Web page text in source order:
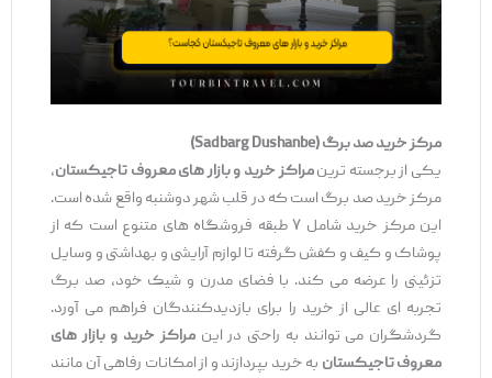
مرکز خرید صد برگ(Sadbarg Dushanbe)
یکی از برجسته ‌ترینمراکز خرید و بازار های معروف تاجیکستان،
مرکز خرید صد برگ است که در قلب شهر دوشنبه واقع شده است.
این مرکز خرید شامل ۷ طبقه فروشگاه ‌های متنوع است که از
پوشاک و کیف و کفش گرفته تا لوازم آرایشی و بهداشتی و وسایل
تزئینی را عرضه می ‌کند. با فضای مدرن و شیک خود، صد برگ
تجربه ‌ای عالی از خرید را برای بازدیدکنندگان فراهم می ‌آورد.
گردشگران می ‌توانند به راحتی در اینمراکز خرید و بازار های
معروف تاجیکستانبه خرید بپردازند و از امکانات رفاهی آن مانند